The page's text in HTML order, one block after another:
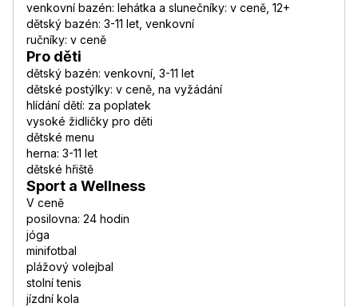
venkovní bazén: lehátka a slunečníky: v ceně, 12+
dětský bazén: 3-11 let, venkovní
ručníky: v ceně
Pro děti
dětský bazén: venkovní, 3-11 let
dětské postýlky: v ceně, na vyžádání
hlídání dětí: za poplatek
vysoké židličky pro děti
dětské menu
herna: 3-11 let
dětské hřiště
Sport a Wellness
V ceně
posilovna: 24 hodin
jóga
minifotbal
plážový volejbal
stolní tenis
jízdní kola